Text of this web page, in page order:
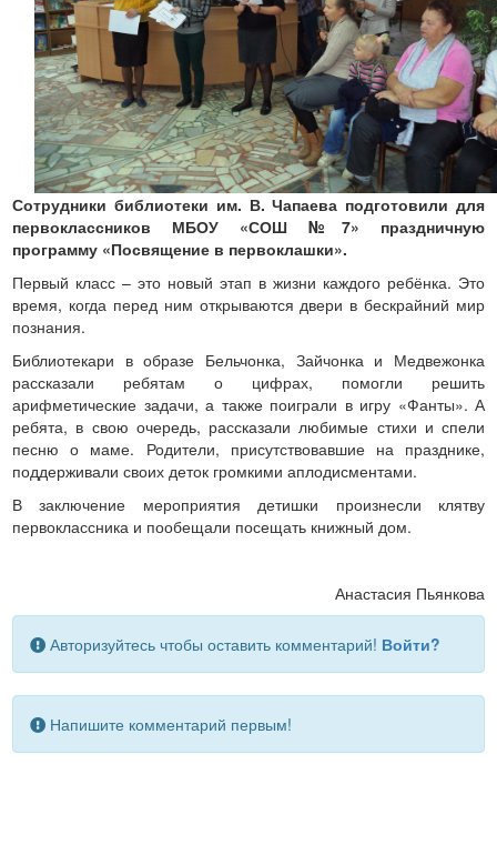
Сотрудники библиотеки им. В. Чапаева подготовили для
первоклассников МБОУ «СОШ №7» праздничную
программу «Посвящение в первоклашки».
Первый класс – это новый этап в жизни каждого ребёнка. Это
время, когда перед ним открываются двери в бескрайний мир
познания.
Библиотекари в образе Бельчонка, Зайчонка и Медвежонка
рассказали ребятам о цифрах, помогли решить
арифметические задачи, а также поиграли в игру «Фанты». А
ребята, в свою очередь, рассказали любимые стихи и спели
песню о маме. Родители, присутствовавшие на празднике,
поддерживали своих деток громкими аплодисментами.
В заключение мероприятия детишки произнесли клятву
первоклассника и пообещали посещать книжный дом.
Анастасия Пьянкова
Авторизуйтесь чтобы оставить комментарий! Войти?
Напишите комментарий первым!